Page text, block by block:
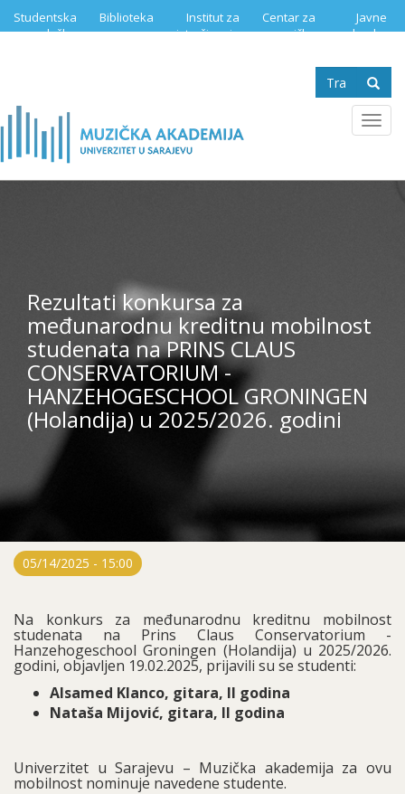
Studentska
služba
Biblioteka
Institut za
istraživanje
Centar za
muzičku
Javne
nabavke
Search
form
Rezultati konkursa za
međunarodnu kreditnu mobilnost
studenata na PRINS CLAUS
CONSERVATORIUM -
HANZEHOGESCHOOL GRONINGEN
(Holandija) u 2025/2026. godini
05/14/2025 - 15:00
Na konkurs za međunarodnu kreditnu mobilnost
studenata na Prins Claus Conservatorium -
Hanzehogeschool Groningen (Holandija) u 2025/2026.
godini, objavljen 19.02.2025, prijavili su se studenti:
Alsamed Klanco, gitara, II godina
Nataša Mijović, gitara, II godina
Univerzitet u Sarajevu – Muzička akademija za ovu
mobilnost nominuje navedene studente.